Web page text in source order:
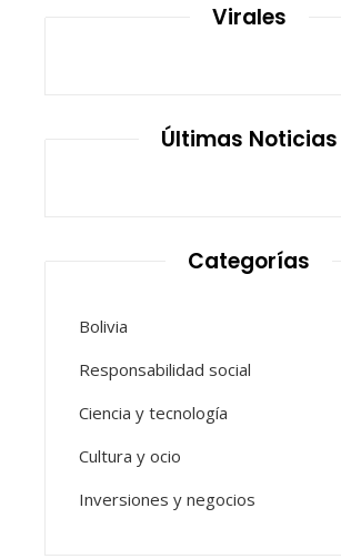
Virales
Últimas Noticias
Categorías
Bolivia
Responsabilidad social
Ciencia y tecnología
Cultura y ocio
Inversiones y negocios